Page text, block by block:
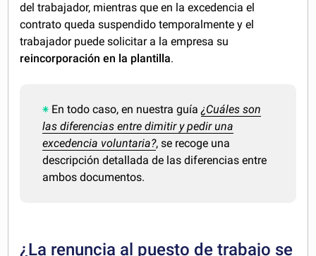
del trabajador, mientras que en la excedencia el
contrato queda suspendido temporalmente y el
trabajador puede solicitar a la empresa su
reincorporación en la plantilla.
En todo caso, en nuestra guía¿Cuáles son
las diferencias entre dimitir y pedir una
excedencia voluntaria?, se recoge una
descripción detallada de las diferencias entre
ambos documentos.
¿La renuncia al puesto de trabajo se